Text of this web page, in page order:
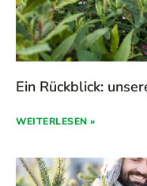
Ein Rückblick:
WEITERLESEN »